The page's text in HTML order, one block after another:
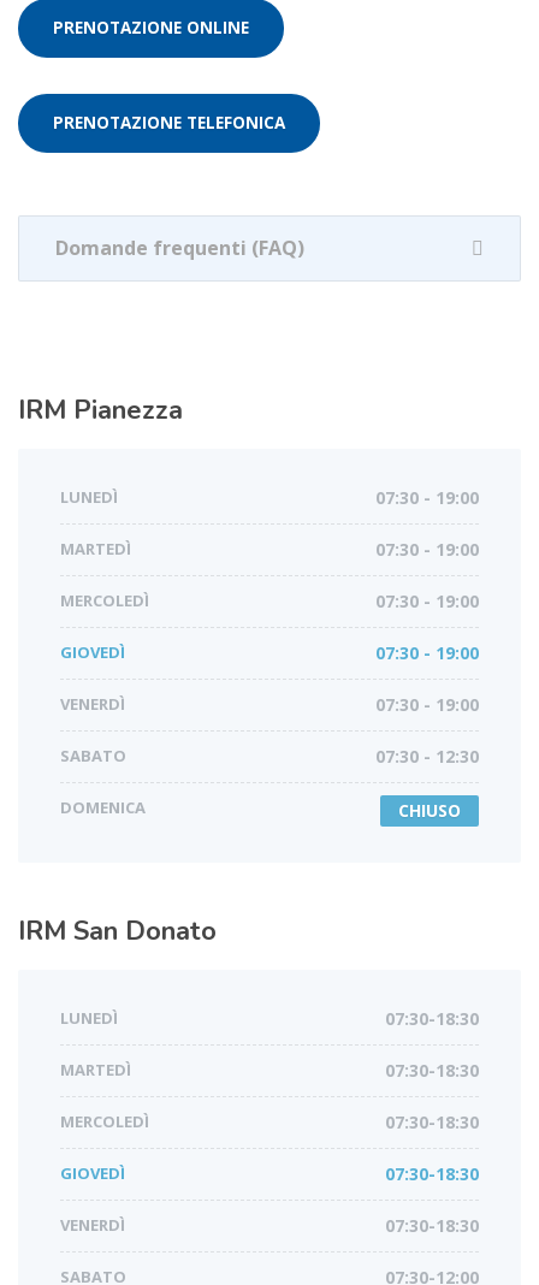
PRENOTAZIONE ONLINE
PRENOTAZIONE TELEFONICA
Domande frequenti (FAQ)
IRM Pianezza
LUNEDÌ 07:30 - 19:00
MARTEDÌ 07:30 - 19:00
MERCOLEDÌ 07:30 - 19:00
GIOVEDÌ 07:30 - 19:00
VENERDÌ 07:30 - 19:00
SABATO 07:30 - 12:30
DOMENICA CHIUSO
IRM San Donato
LUNEDÌ 07:30-18:30
MARTEDÌ 07:30-18:30
MERCOLEDÌ 07:30-18:30
GIOVEDÌ 07:30-18:30
VENERDÌ 07:30-18:30
SABATO 07:30-12:00